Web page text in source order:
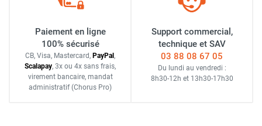
Paiement en ligne
100% sécurisé
CB, Visa, Mastercard, PayPal ,
Scalapay, 3x ou 4x sans frais,
virement bancaire, mandat
administratif (Chorus Pro)
Support commercial,
technique et SAV
03 88 08 67 05
Du lundi au vendredi :
8h30-12h et 13h30-17h30